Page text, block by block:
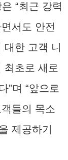
“최근 강력
서도 안전
한 고객 니
최초로 새로
”며 “앞으로
들의 목소
제공하기